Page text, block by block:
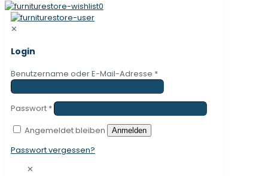
0
✕
Login
Benutzername oder E-Mail-Adresse *
Passwort *
Angemeldet bleiben
Anmelden
Passwort vergessen?
✕